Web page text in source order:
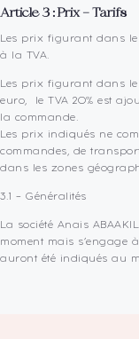
Article 3 : Prix – Tarifs
Les prix figurant dans
à la TVA.
Les prix figurant dans
euro, le TVA 20% est
la commande.
Les prix indiqués ne
commandes, de
dans les zones
3.1 – Généralités
La société Anais
moment mais
auront été indiqués au